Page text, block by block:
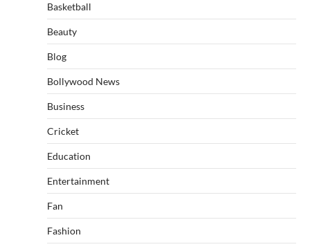
Basketball
Beauty
Blog
Bollywood News
Business
Cricket
Education
Entertainment
Fan
Fashion